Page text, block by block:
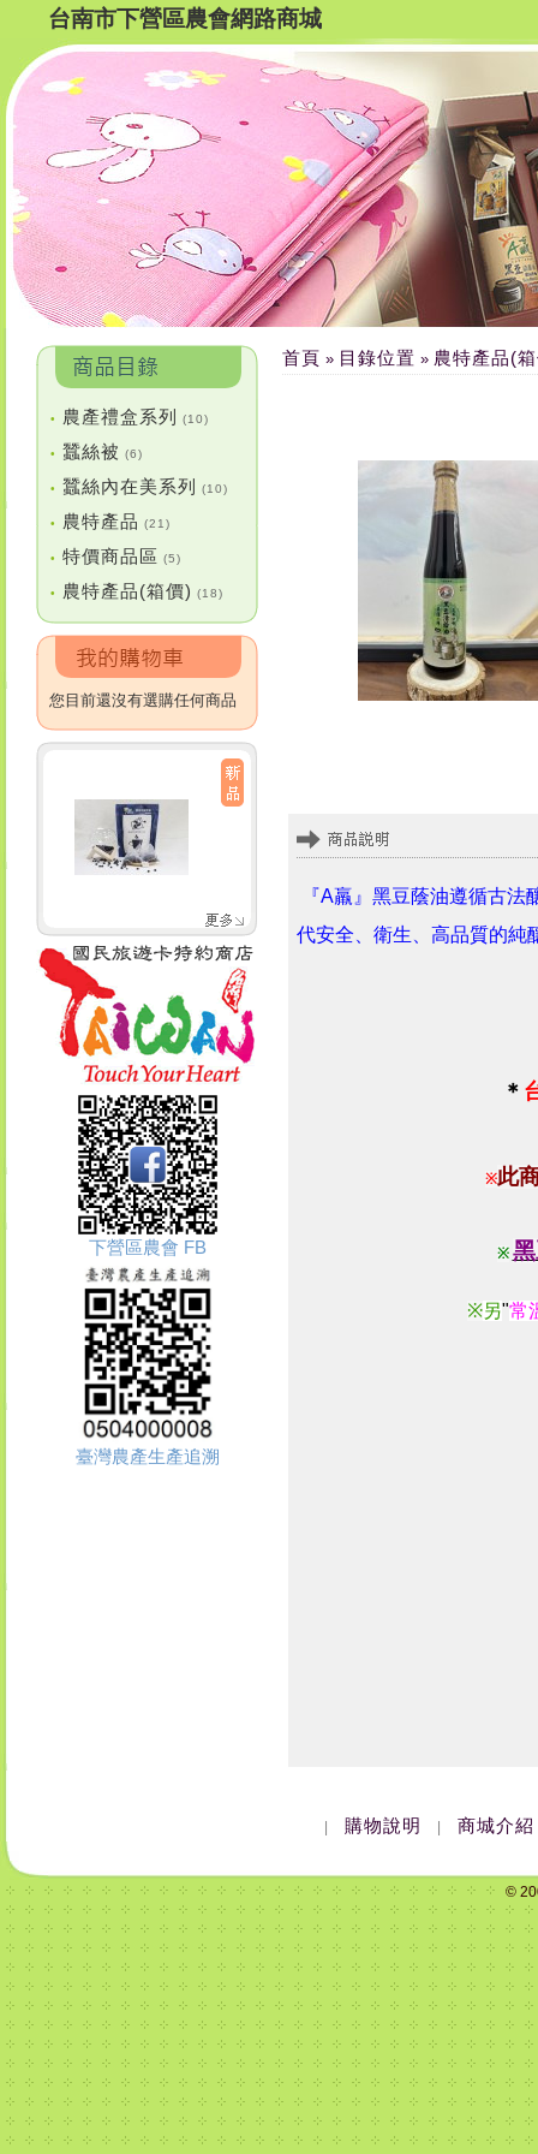
台南市下營區農會網路商城
• 農產禮盒系列 (10)
• 蠶絲被 (6)
• 蠶絲內在美系列 (10)
• 農特產品 (21)
• 特價商品區 (5)
• 農特產品(箱價) (18)
您目前還沒有選購任何商品
下營區農會 FB
臺灣農產生產追溯
首頁 » 目錄位置 » 農特產品(
『A羸』黑豆蔭油遵循古
代安全、衛生、高品質的純
＊
※此
※
※另"常
購物說明 商城介紹
©